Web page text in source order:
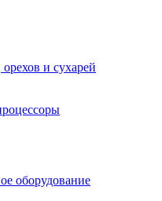
и сухарей
оборудование